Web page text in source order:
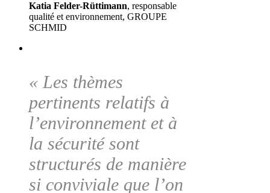
Katia Felder-Rüttimann, responsable
qualité et environnement, GROUPE
SCHMID
« Les thèmes
pertinents relatifs à
l’environnement et à
la sécurité sont
structurés de manière
si conviviale que l’on